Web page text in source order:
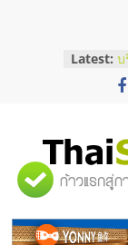
Latest: บ
ไ
ร้
"ศูนย์
รวม